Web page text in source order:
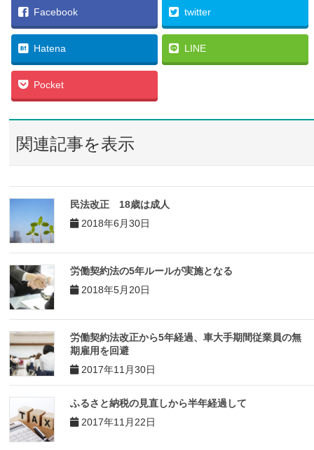
Facebook twitter
Hatena LINE
Pocket
関連記事を表示
民法改正 18歳は成人
2018年6月30日
労働契約法の5年ルールが実施となる
2018年5月20日
労働契約法改正から5年経過、車大手期間従業員の無
期雇用を回避
2017年11月30日
ふるさと納税の見直しから半年経過して
2017年11月22日